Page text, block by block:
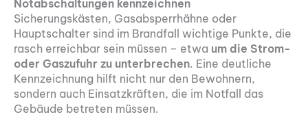
Notabschaltungen kennzeichnen
Sicherungskästen, Gasabsperrhähne oder
Hauptschalter sind im Brandfall wichtige Punkte, die
rasch erreichbar sein müssen – etwa um die Strom-
oder Gaszufuhr zu unterbrechen. Eine deutliche
Kennzeichnung hilft nicht nur den Bewohnern,
sondern auch Einsatzkräften, die im Notfall das
Gebäude betreten müssen.